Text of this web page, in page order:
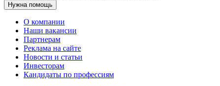
Нужна помощь
О компании
Наши вакансии
Партнерам
Реклама на сайте
Новости и статьи
Инвесторам
Кандидаты по профессиям